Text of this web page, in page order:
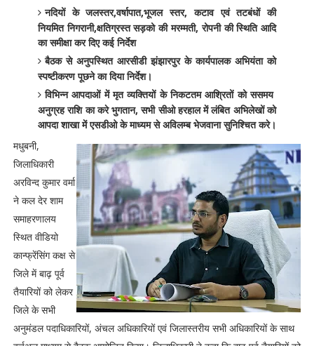
नदियों के जलस्तर,वर्षापात,भूजल स्तर, कटाव एवं तटबंधों की
नियमित निगरानी,क्षतिग्रस्त सड़को की मरम्मती, रोपनी की स्थिति आदि
का समीक्षा कर दिए कई निर्देश
बैठक से अनुपस्थित आरसीडी झंझारपुर के कार्यपालक अभियंता को
स्पष्टीकरण पूछने का दिया निर्देश।
विभिन्न आपदाओं में मृत व्यक्तियों के निकटतम आश्रितों को ससमय
अनुग्रह राशि का करे भुगतान, सभी सीओ हरहाल में लंबित अभिलेखों को
आपदा शाखा में एसडीओ के माध्यम से अविलम्ब भेजवाना सुनिश्चित करे।
मधुबनी,
जिलाधिकारी
अरविन्द कुमार वर्मा
ने कल देर शाम
समाहरणालय
स्थित वीडियो
कान्फ्रेंसिंग कक्ष से
जिले में बाढ़ पूर्व
तैयारियों को लेकर
जिले के सभी
अनुमंडल पदाधिकारियों, अंचल अधिकारियों एवं जिलास्तरीय सभी अधिकारियों के साथ